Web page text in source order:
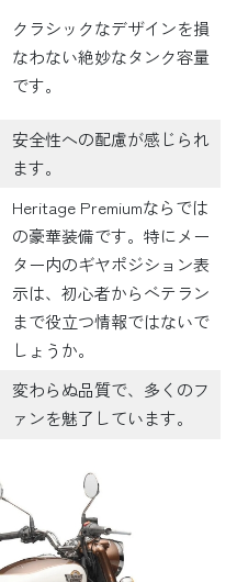
クラシックなデザインを損
なわない絶妙なタンク容量
です。
安全性への配慮が感じられ
ます。
Heritage Premiumならでは
の豪華装備です。特にメー
ター内のギヤポジション表
示は、初心者からベテラン
まで役立つ情報ではないで
しょうか。
変わらぬ品質で、多くのフ
ァンを魅了しています。